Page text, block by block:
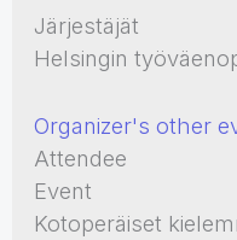
Järjestäjät
Helsingin
Organizer's other
Attendee
Event
Kotoperäiset